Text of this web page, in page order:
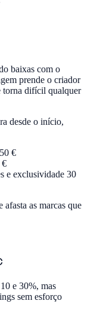
baixas com o
prende o criador
torna difícil qualquer
desde o início,
€
€
e exclusividade 30
as marcas que
e 30%, mas
sem esforço